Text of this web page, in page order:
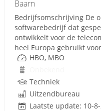
Baarn
Bedrijfsomschrijving De
softwarebedrijf dat
ontwikkelt voor de
heel Europa gebruikt
HBO, MBO
Techniek
Uitzendbureau
Laatste update: 10-